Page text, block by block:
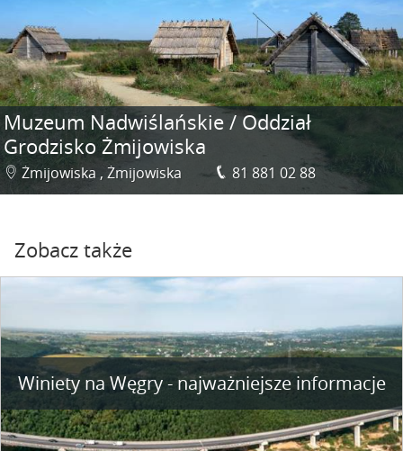
Muzeum Nadwiślańskie / Oddział
Grodzisko Żmijowiska
Żmijowiska , Żmijowiska 81 881 02 88
Zobacz także
Winiety na Węgry - najważniejsze informacje